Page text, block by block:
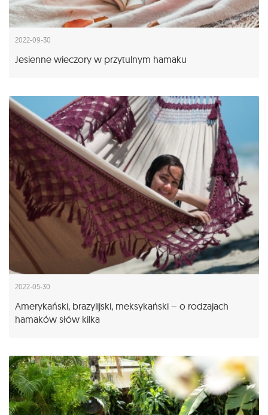
2022-09-30
Jesienne wieczory w przytulnym hamaku
2022-05-30
Amerykański, brazylijski, meksykański – o rodzajach
hamaków słów kilka